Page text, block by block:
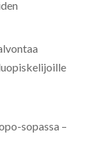
sopassa –